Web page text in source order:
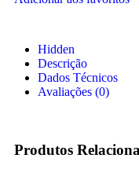
Hidden
Descrição
Dados Técnicos
Avaliações (0)
Produtos